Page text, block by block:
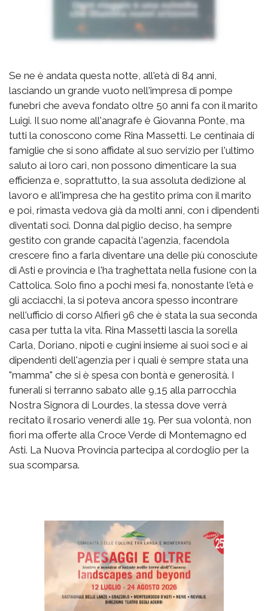
Se ne è andata questa notte, all'età di 84 anni,
lasciando un grande vuoto nell'impresa di pompe
funebri che aveva fondato oltre 50 anni fa con il marito
Luigi. Il suo nome all'anagrafe è Giovanna Ponte, ma
tutti la conoscono come Rina Massetti. Le centinaia di
famiglie che si sono affidate al suo servizio per l'ultimo
saluto ai loro cari, non possono dimenticare la sua
efficienza e, soprattutto, la sua assoluta dedizione al
lavoro e all'impresa che ha gestito prima con il marito
e poi, rimasta vedova già da molti anni, con i dipendenti
diventati soci. Donna dal piglio deciso, ha sempre
gestito con grande capacità l'agenzia, facendola
crescere fino a farla diventare una delle più conosciute
di Asti e provincia e l'ha traghettata nella fusione con la
Cattolica. Solo fino a pochi mesi fa, nonostante l'età e
gli acciacchi, la si poteva ancora spesso incontrare
nell'ufficio di corso Alfieri 96 che è stata la sua seconda
casa per tutta la vita. Rina Massetti lascia la sorella
Carla, Doriano, nipoti e cugini insieme ai suoi soci e ai
dipendenti dell'agenzia per i quali è sempre stata una
"mamma" che si è spesa con bontà e generosità. I
funerali si terranno sabato alle 9,15 alla parrocchia
Nostra Signora di Lourdes, la stessa dove verrà
recitato il rosario venerdì alle 19. Per sua volontà, non
fiori ma offerte alla Croce Verde di Montemagno ed
Asti. La Nuova Provincia partecipa al cordoglio per la
sua scomparsa.